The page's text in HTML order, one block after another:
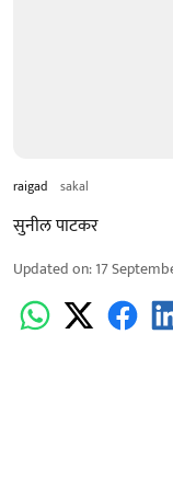
raigad sakal
सुनील पाटकर
Updated on:17